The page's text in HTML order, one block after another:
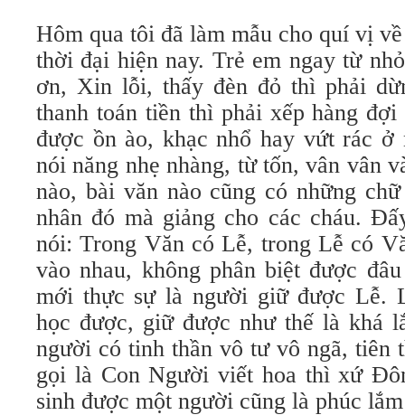
Hôm qua tôi đã làm mẫu cho quí vị
thời đại hiện nay. Trẻ em ngay từ
ơn, Xin lỗi, thấy đèn đỏ thì phải
thanh toán tiền thì phải xếp hàng
được ồn ào, khạc nhổ hay vứt rác
nói năng nhẹ nhàng, từ tốn, vân vân
nào, bài văn nào cũng có những
nhân đó mà giảng cho các cháu.
nói: Trong Văn có Lễ, trong Lễ có
vào nhau, không phân biệt được
mới thực sự là người giữ được Lễ.
học được, giữ được như thế là khá
người có tinh thần vô tư vô ngã, tiên
gọi là Con Người viết hoa thì xứ
sinh được một người cũng là phúc